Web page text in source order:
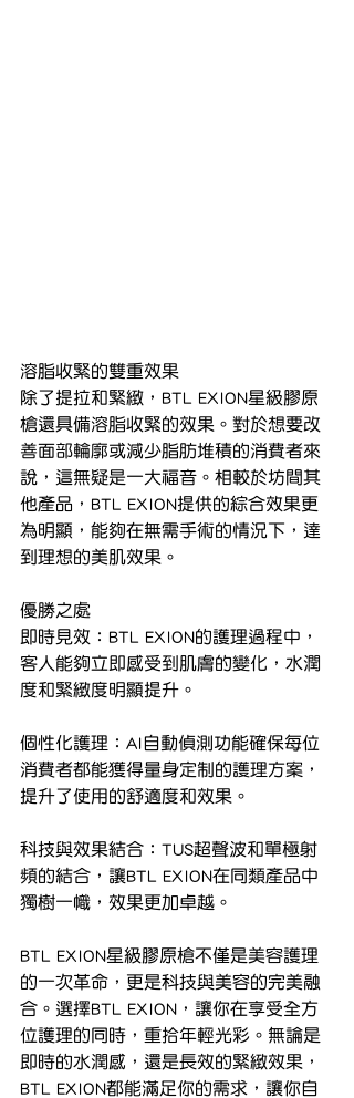
溶脂收緊的雙重效果
除了提拉和緊緻，BTL EXION星級膠原
槍還具備溶脂收緊的效果。對於想要改
善面部輪廓或減少脂肪堆積的消費者來
說，這無疑是一大福音。相較於坊間其
他產品，BTL EXION提供的綜合效果更
為明顯，能夠在無需手術的情況下，達
到理想的美肌效果。
優勝之處
即時見效：BTL EXION的護理過程中，
客人能夠立即感受到肌膚的變化，水潤
度和緊緻度明顯提升。
個性化護理：AI自動偵測功能確保每位
消費者都能獲得量身定制的護理方案，
提升了使用的舒適度和效果。
科技與效果結合：TUS超聲波和單極射
頻的結合，讓BTL EXION在同類產品中
獨樹一幟，效果更加卓越。
BTL EXION星級膠原槍不僅是美容護理
的一次革命，更是科技與美容的完美融
合。選擇BTL EXION，讓你在享受全方
位護理的同時，重拾年輕光彩。無論是
即時的水潤感，還是長效的緊緻效果，
BTL EXION都能滿足你的需求，讓你自